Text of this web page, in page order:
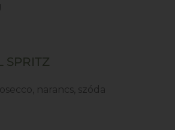
SPRITZ
narancs, szóda